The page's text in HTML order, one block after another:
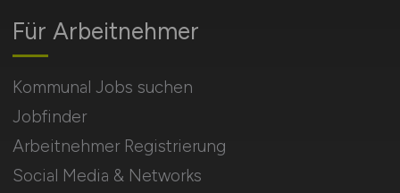
Für Arbeitnehmer
Kommunal Jobs suchen
Jobfinder
Arbeitnehmer Registrierung
Social Media & Networks